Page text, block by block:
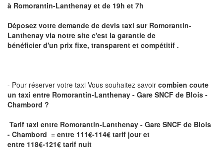
à Romorantin-Lanthenay et de 19h et 7h
Déposez votre demande de devis taxi sur Romorantin-
Lanthenay via notre site c'est la garantie de
bénéficier d'un prix fixe, transparent et compétitif .
- Pour réserver votre taxi Vous souhaitez savoir combien coute
un taxi entre Romorantin-Lanthenay - Gare SNCF de Blois -
Chambord ?
Tarif taxi entre Romorantin-Lanthenay - Gare SNCF de Blois
- Chambord = entre 111€-114€ tarif jour et
entre 118€-121€ tarif nuit